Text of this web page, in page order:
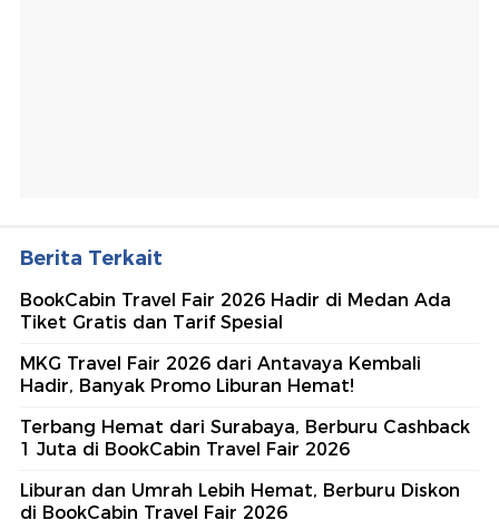
Berita Terkait
BookCabin Travel Fair 2026 Hadir di Medan Ada
Tiket Gratis dan Tarif Spesial
MKG Travel Fair 2026 dari Antavaya Kembali
Hadir, Banyak Promo Liburan Hemat!
Terbang Hemat dari Surabaya, Berburu Cashback
1 Juta di BookCabin Travel Fair 2026
Liburan dan Umrah Lebih Hemat, Berburu Diskon
di BookCabin Travel Fair 2026